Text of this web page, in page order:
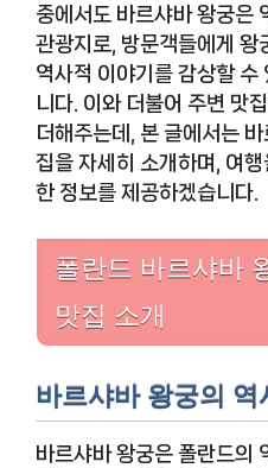
중에서도 바르샤바 왕궁은
관광지로, 방문객들에게 왕
역사적 이야기를 감상할 수
니다. 이와 더불어 주변 맛
더해주는데, 본 글에서는
집을 자세히 소개하며, 여
한 정보를 제공하겠습니다.
폴란드 바르샤바
맛집 소개
바르샤바 왕궁의 역
바르샤바 왕궁은 폴란드의